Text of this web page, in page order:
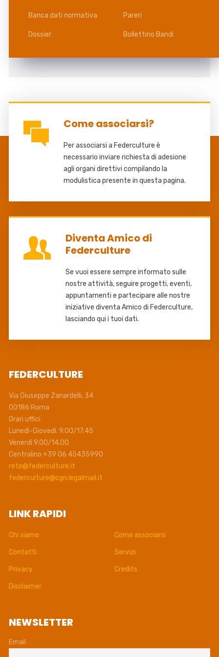
Banca dati normativa Pareri
Dossier Bollettino Bandi
Come associarsi?
Per associarsi a Federculture è
necessario inviare richiesta di adesione
agli organi direttivi compilando la
modulistica presente in questa pagina.
Diventa Amico di
Federculture
Se vuoi essere sempre informato sulle
nostre attività, seguire progetti, eventi,
appuntamenti e partecipare alle nostre
iniziative diventa Amico di Federculture,
lasciando qui i tuoi dati.
FEDERCULTURE
Via Giuseppe Zanardelli, 34
00186 Roma
Orari uffici:
Lunedì-Giovedì. 9.00/17.45
Venerdì 9.00/14.00
Centralino +39 06 45435990
rete@federculture.it
federculture@cgn.legalmail.it
LINK RAPIDI
Chi siamo Come associarsi
Contatti Servizi
Privacy Credits
Disclaimer
NEWSLETTER
Email